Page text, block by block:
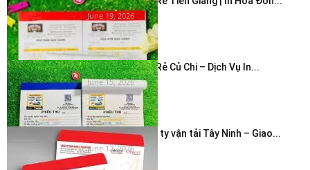
June 19, 2026
In Hóa Đơn Giá Rẻ Củ Chi – Dịch Vụ In...
June 15, 2026
In bao thư công ty vận tải Tây Ninh – Giao...
June 12, 2026